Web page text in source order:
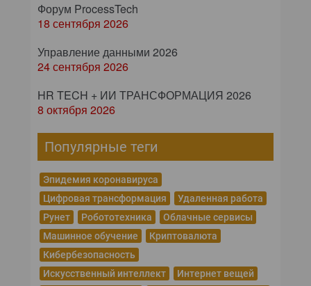
Форум ProcessTech
18 сентября 2026
Управление данными 2026
24 сентября 2026
HR TECH + ИИ ТРАНСФОРМАЦИЯ 2026
8 октября 2026
Популярные теги
Эпидемия коронавируса
Цифровая трансформация
Удаленная работа
Рунет
Робототехника
Облачные сервисы
Машинное обучение
Криптовалюта
Кибербезопасность
Искусственный интеллект
Интернет вещей